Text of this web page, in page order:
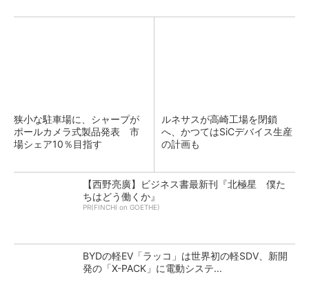
狭小な駐車場に、シャープが
ポールカメラ式製品発表 市
場シェア10％目指す
ルネサスが高崎工場を閉鎖
へ、かつてはSiCデバイス生産
の計画も
【西野亮廣】ビジネス書最新刊『北極星 僕た
ちはどう働くか』
PR(FINCHI on GOETHE)
BYDの軽EV「ラッコ」は世界初の軽SDV、新開
発の「X-PACK」に電動システ...